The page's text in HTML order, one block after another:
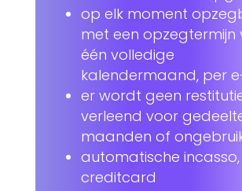
op elk moment
met een opzegtermijn
één volledige
kalendermaand, per
er wordt geen
verleend voor
maanden of
automatische
creditcard